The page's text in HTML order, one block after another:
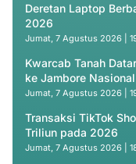
Deretan Laptop
2026
Jumat, 7 Agustus 2026 |
Kwarcab Tanah
ke Jambore Nasional
Jumat, 7 Agustus 2026 |
Transaksi TikTok
Triliun pada 2026
Jumat, 7 Agustus 2026 |